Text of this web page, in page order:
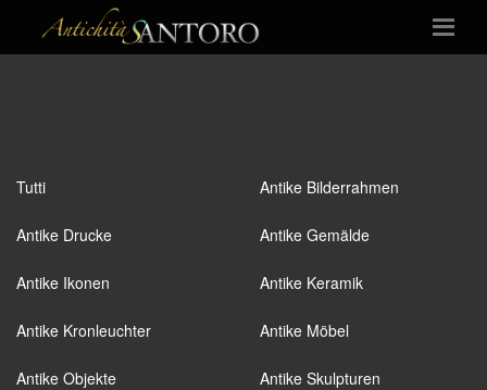
Tutti Antike Bilderrahmen
Antike Drucke Antike Gemälde
Antike Ikonen Antike Keramik
Antike Kronleuchter Antike Möbel
Antike Objekte Antike Skulpturen